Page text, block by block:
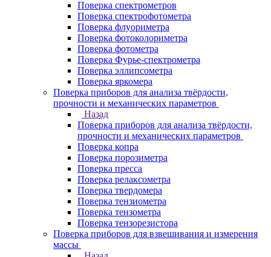
Поверка спектрометров
Поверка спектрофотометра
Поверка флуориметра
Поверка фотоколориметра
Поверка фотометра
Поверка Фурье-спектрометра
Поверка эллипсометра
Поверка яркомера
Поверка приборов для анализа твёрдости,
прочности и механических параметров
Назад
Поверка приборов для анализа твёрдости,
прочности и механических параметров
Поверка копра
Поверка порозиметра
Поверка пресса
Поверка релаксометра
Поверка твердомера
Поверка тензиометра
Поверка тензометра
Поверка тензорезистора
Поверка приборов для взвешивания и измерения
массы